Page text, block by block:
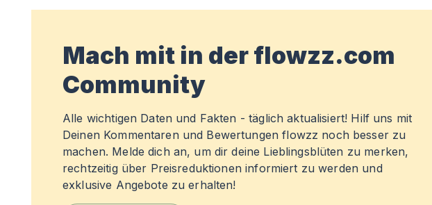
Mach mit in der flowzz.com
Community
Alle wichtigen Daten und Fakten - täglich aktualisiert! Hilf uns mit
Deinen Kommentaren und Bewertungen flowzz noch besser zu
machen. Melde dich an, um dir deine Lieblingsblüten zu merken,
rechtzeitig über Preisreduktionen informiert zu werden und
exklusive Angebote zu erhalten!